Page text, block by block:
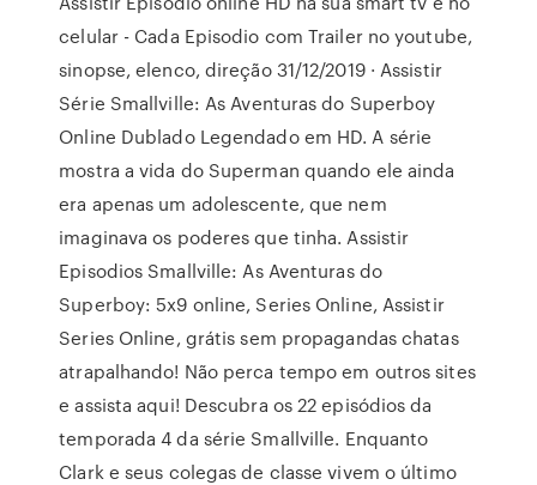
celular - Cada Episodio com Trailer no youtube,
sinopse, elenco, direção 31/12/2019 · Assistir
Série Smallville: As Aventuras do Superboy
Online Dublado Legendado em HD. A série
mostra a vida do Superman quando ele ainda
era apenas um adolescente, que nem
imaginava os poderes que tinha. Assistir
Episodios Smallville: As Aventuras do
Superboy: 5x9 online, Series Online, Assistir
Series Online, grátis sem propagandas chatas
atrapalhando! Não perca tempo em outros sites
e assista aqui! Descubra os 22 episódios da
temporada 4 da série Smallville. Enquanto
Clark e seus colegas de classe vivem o último